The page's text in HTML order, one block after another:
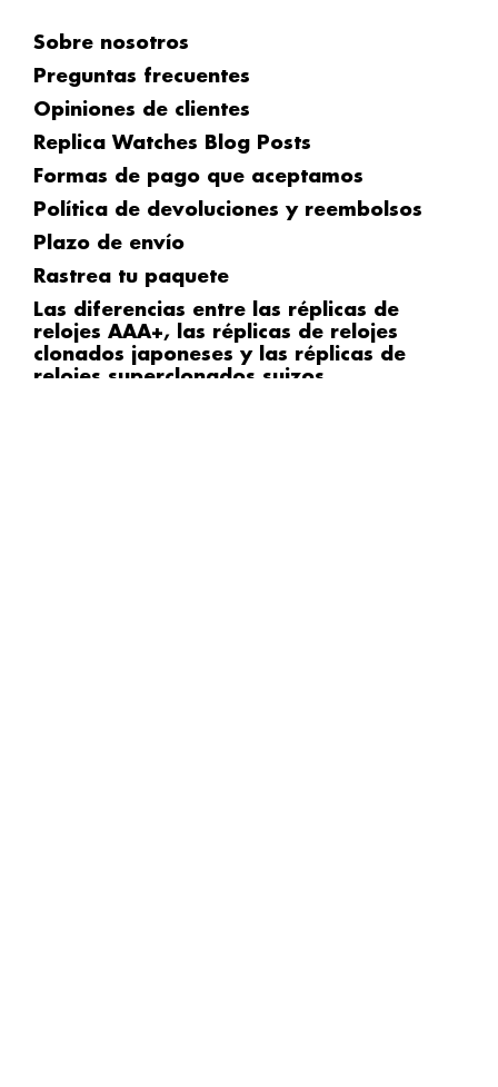
Sobre nosotros
Preguntas frecuentes
Opiniones de clientes
Replica Watches Blog Posts
Formas de pago que aceptamos
Política de devoluciones y reembolsos
Plazo de envío
Rastrea tu paquete
Las diferencias entre las réplicas de
relojes AAA+, las réplicas de relojes
clonados japoneses y las réplicas de
relojes superclonados suizos